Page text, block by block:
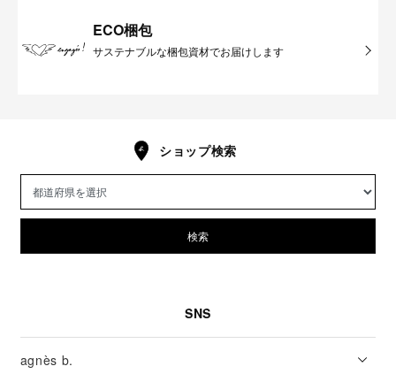
ECO梱包
サステナブルな梱包資材でお届けします
ショップ検索
検索
SNS
agnès b.